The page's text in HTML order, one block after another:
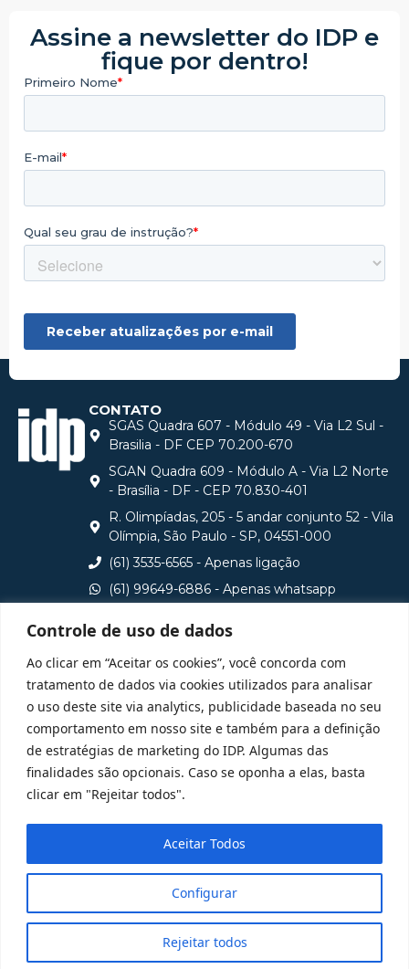
Controle de uso de dados
Ao clicar em “Aceitar os cookies”, você concorda com
tratamento de dados via cookies utilizados para analisar
o uso deste site via analytics, publicidade baseada no seu
comportamento em nosso site e também para a definição
de estratégias de marketing do IDP. Algumas das
finalidades são opcionais. Caso se oponha a elas, basta
clicar em "Rejeitar todos".
Configurar
Rejeitar todos
Aceitar Todos
Assine a newsletter do IDP e
fique por dentro!
CONTATO
SGAS Quadra 607 - Módulo 49 - Via L2 Sul -
Brasilia - DF CEP 70.200-670
SGAN Quadra 609 - Módulo A - Via L2 Norte
- Brasília - DF - CEP 70.830-401
R. Olimpíadas, 205 - 5 andar conjunto 52 - Vila
Olímpia, São Paulo - SP, 04551-000
(61) 3535-6565 - Apenas ligação
(61) 99649-6886 - Apenas whatsapp
Consulte aqui o cadastro da Instituição no Sistema e-
MEC
@ 2025 Todos Direitos Reservados